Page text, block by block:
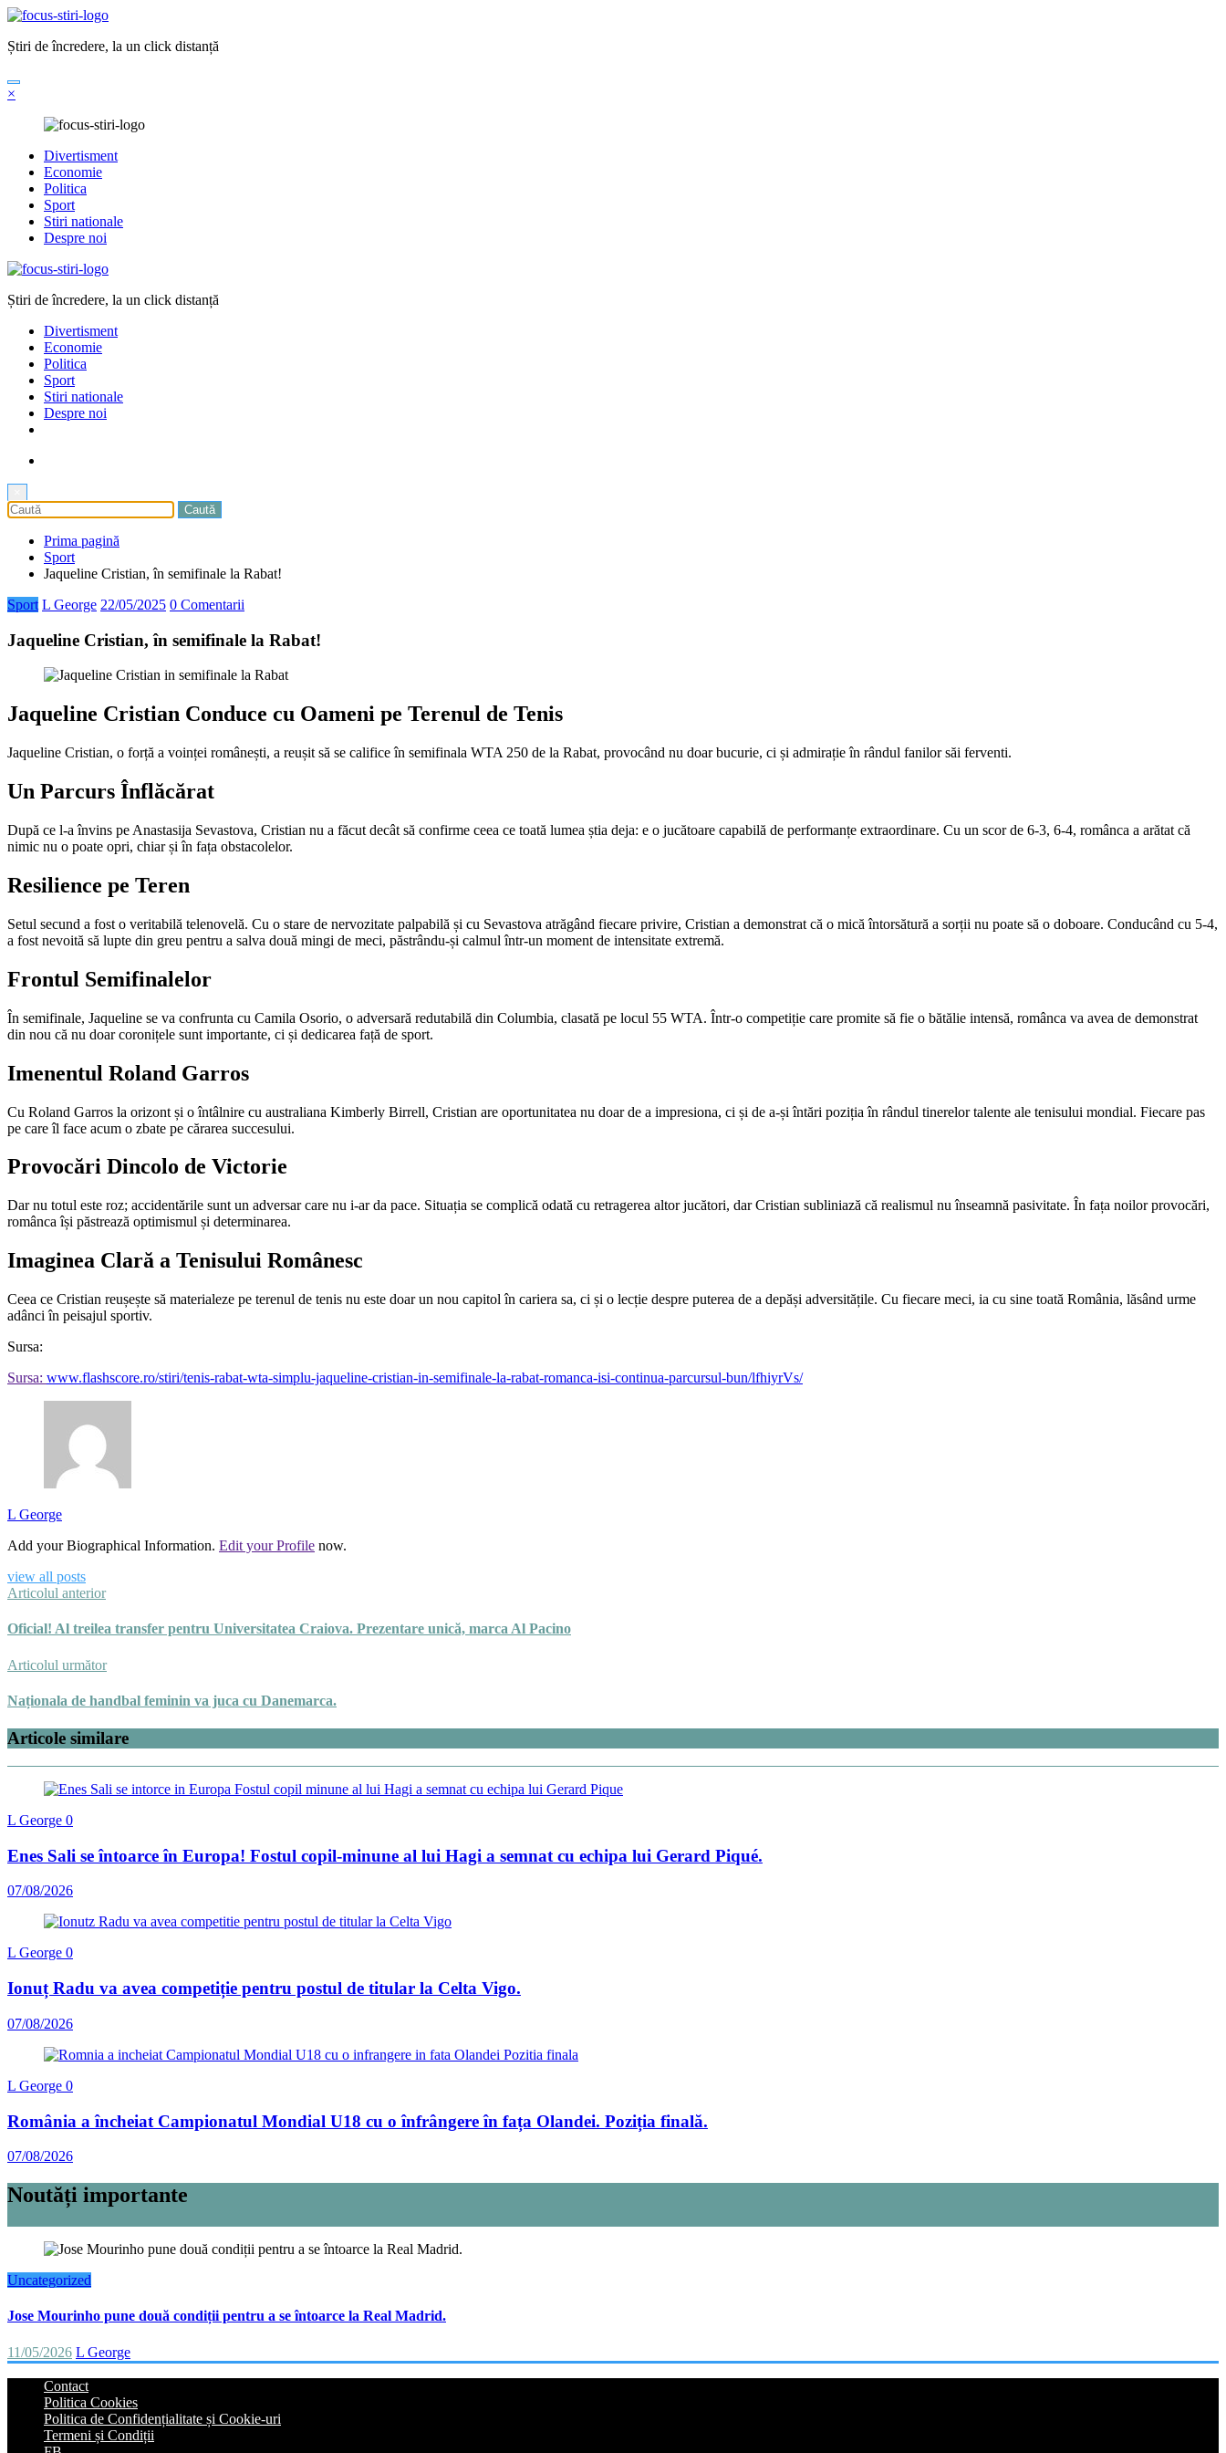
Sari
conținut
Știri de încredere, la un click distanță
×
Divertisment
Economie
Politica
Sport
Stiri nationale
Despre noi
Știri de încredere, la un click distanță
Divertisment
Economie
Politica
Sport
Stiri nationale
Despre noi
Prima pagină
Sport
Jaqueline Cristian, în semifinale la Rabat!
Sport L George 22/05/2025 0 Comentarii
Jaqueline Cristian, în semifinale la Rabat!
Jaqueline Cristian Conduce cu Oameni pe Terenul de Tenis
Jaqueline Cristian, o forță a voinței românești, a reușit să se califice în semifinala WTA 250 de la Rabat, provocând nu doar bucurie, ci și admirație în rândul fanilor săi ferventi.
Un Parcurs Înflăcărat
După ce l-a învins pe Anastasija Sevastova, Cristian nu a făcut decât să confirme ceea ce toată lumea știa deja: e o jucătoare capabilă de performanțe extraordinare. Cu un scor de 6-3, 6-4, românca a arătat că
nimic nu o poate opri, chiar și în fața obstacolelor.
Resilience pe Teren
Setul secund a fost o veritabilă telenovelă. Cu o stare de nervozitate palpabilă și cu Sevastova atrăgând fiecare privire, Cristian a demonstrat că o mică întorsătură a sorții nu poate să o doboare. Conducând cu 5-4,
a fost nevoită să lupte din greu pentru a salva două mingi de meci, păstrându-și calmul într-un moment de intensitate extremă.
Frontul Semifinalelor
În semifinale, Jaqueline se va confrunta cu Camila Osorio, o adversară redutabilă din Columbia, clasată pe locul 55 WTA. Într-o competiție care promite să fie o bătălie intensă, românca va avea de demonstrat
din nou că nu doar coronițele sunt importante, ci și dedicarea față de sport.
Imenentul Roland Garros
Cu Roland Garros la orizont și o întâlnire cu australiana Kimberly Birrell, Cristian are oportunitatea nu doar de a impresiona, ci și de a-și întări poziția în rândul tinerelor talente ale tenisului mondial. Fiecare pas
pe care îl face acum o zbate pe cărarea succesului.
Provocări Dincolo de Victorie
Dar nu totul este roz; accidentările sunt un adversar care nu i-ar da pace. Situația se complică odată cu retragerea altor jucători, dar Cristian subliniază că realismul nu înseamnă pasivitate. În fața noilor provocări,
românca își păstrează optimismul și determinarea.
Imaginea Clară a Tenisului Românesc
Ceea ce Cristian reușește să materialeze pe terenul de tenis nu este doar un nou capitol în cariera sa, ci și o lecție despre puterea de a depăși adversitățile. Cu fiecare meci, ia cu sine toată România, lăsând urme
adânci în peisajul sportiv.
Sursa:
Sursa: www.flashscore.ro/stiri/tenis-rabat-wta-simplu-jaqueline-cristian-in-semifinale-la-rabat-romanca-isi-continua-parcursul-bun/lfhiyrVs/
L George
Add your Biographical Information. Edit your Profile now.
view all posts
Articolul anterior
Oficial! Al treilea transfer pentru Universitatea Craiova. Prezentare unică, marca Al Pacino
Articolul următor
Naționala de handbal feminin va juca cu Danemarca.
Articole similare
L George 0
Enes Sali se întoarce în Europa! Fostul copil-minune al lui Hagi a semnat cu echipa lui Gerard Piqué.
07/08/2026
L George 0
Ionuț Radu va avea competiție pentru postul de titular la Celta Vigo.
07/08/2026
L George 0
România a încheiat Campionatul Mondial U18 cu o înfrângere în fața Olandei. Poziția finală.
07/08/2026
Noutăți importante
Uncategorized
Jose Mourinho pune două condiții pentru a se întoarce la Real Madrid.
11/05/2026 L George
Contact
Politica Cookies
Politica de Confidențialitate și Cookie-uri
Termeni și Condiții